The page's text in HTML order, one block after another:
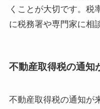
くことが大切です。税
に税務署や専門家に相
不動産取得税の通知
不動産取得税の通知が